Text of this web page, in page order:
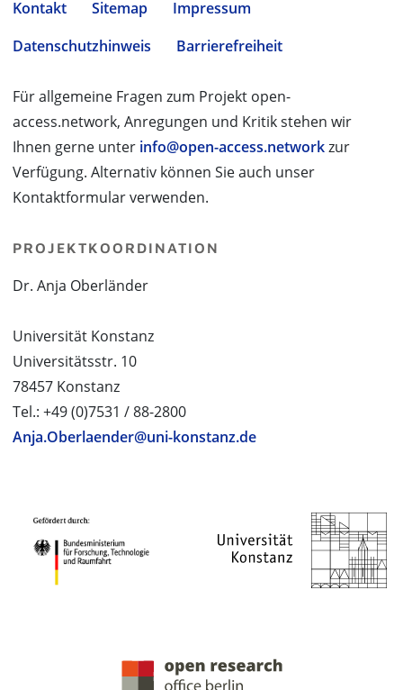
Kontakt Sitemap
Impressum
Datenschutzhinweis
Barrierefreiheit
Für allgemeine Fragen zum Projekt open-
access.network, Anregungen und Kritik stehen wir
Ihnen gerne unter info@open-access.networkzur
Verfügung. Alternativ können Sie auch unser
Kontaktformular verwenden.
PROJEKTKOORDINATION
Dr. Anja Oberländer
Universität Konstanz
Universitätsstr. 10
78457 Konstanz
Tel.: +49 (0)7531 / 88-2800
Anja.Oberlaender@uni-konstanz.de